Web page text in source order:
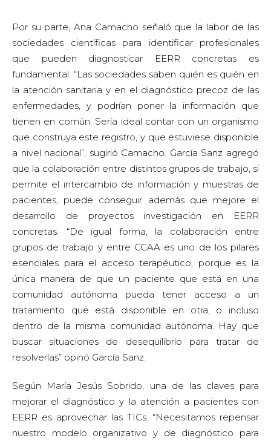
permite el intercambio de información y muestras de
pacientes, puede conseguir además que mejore el
desarrollo de proyectos investigación en EERR
concretas. “De igual forma, la colaboración entre
grupos de trabajo y entre CCAA es uno de los pilares
esenciales para el acceso terapéutico, porque es la
única manera de que un paciente que está en una
comunidad autónoma pueda tener acceso a un
tratamiento que está disponible en otra, o incluso
dentro de la misma comunidad autónoma. Hay que
buscar situaciones de desequilibrio para tratar de
resolverlas” opinó García Sanz.
Según María Jesús Sobrido, una de las claves para
mejorar el diagnóstico y la atención a pacientes con
EERR es aprovechar las TICs. “Necesitamos repensar
nuestro modelo organizativo y de diagnóstico para
poner el foco en las EERR, intentando integrar, a través
de las nuevas tecnologías, la experiencia y el
conocimiento de profesionales que pueden estar en
distintas ubicaciones, incluso en otro país”. Asimismo,
en opinión de Sobrido, de manera complementaria a la
se debería incluir en el sistema la figura del gestor de
casos, que identifique los profesionales que pueden
servir para estudiar un caso concreto, incluyendo
profesionales internacionales. Además, Sobrido señaló